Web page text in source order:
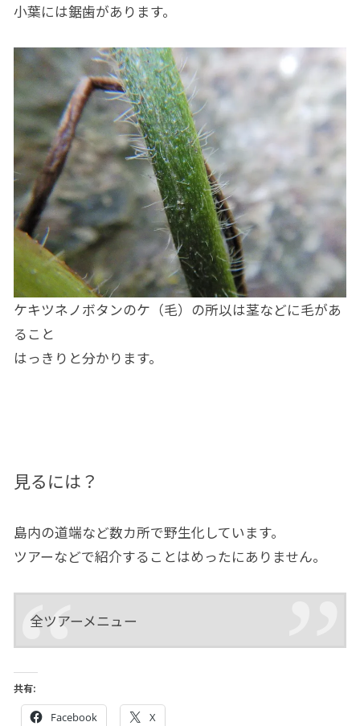
小葉には鋸歯があります。
ケキツネノボタンのケ（毛）の所以は茎などに毛があ
ること
はっきりと分かります。
見るには？
島内の道端など数カ所で野生化しています。
ツアーなどで紹介することはめったにありません。
全ツアーメニュー
共有:
Facebook X